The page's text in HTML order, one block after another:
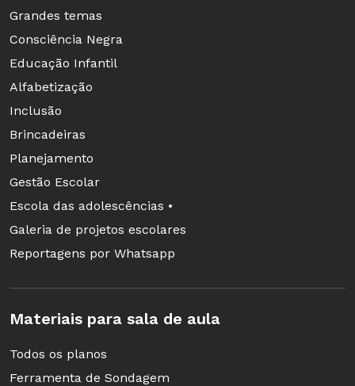
Grandes temas
Consciência Negra
Educação Infantil
Alfabetização
Inclusão
Brincadeiras
Planejamento
Gestão Escolar
Escola das adolescências •
Galeria de projetos escolares
Reportagens por Whatsapp
Materiais para sala de aula
Todos os planos
Ferramenta de Sondagem